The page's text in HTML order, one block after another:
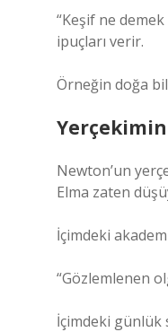
“Keşif ne
ipuçları verir.
Örneğin doğa
Newton’un
Elma zaten
İçimdeki
“Gözlemlenen
İçimdeki günlük